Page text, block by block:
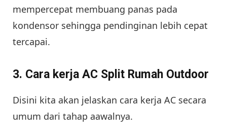
mempercepat membuang panas pada
kondensor sehingga pendinginan lebih cepat
tercapai.
3. Cara kerja AC Split Rumah Outdoor
Disini kita akan jelaskan cara kerja AC secara
umum dari tahap aawalnya.